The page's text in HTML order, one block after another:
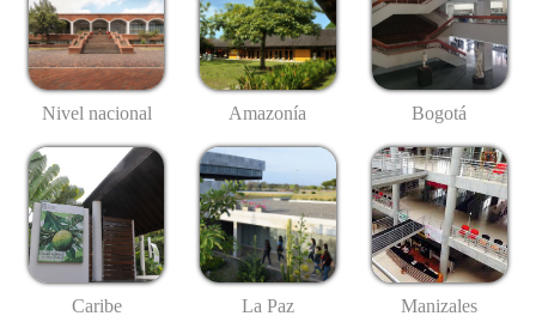
Nivel nacional Amazonía Bogotá
Caribe La Paz Manizales